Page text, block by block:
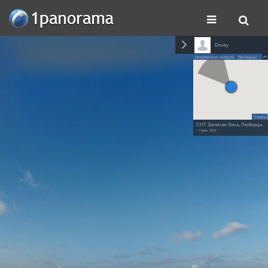
Dmitry
Московская область Люберцы
Схема
СНТ Зелёная Зона, Люберцы
• 7 фев. 2021